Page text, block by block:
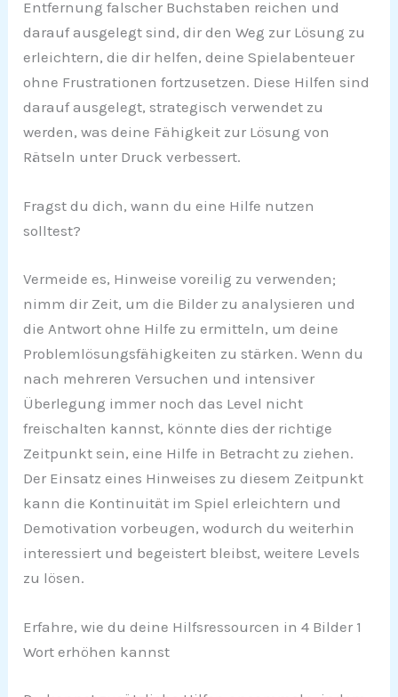
Entfernung falscher Buchstaben reichen und
darauf ausgelegt sind, dir den Weg zur Lösung zu
erleichtern, die dir helfen, deine Spielabenteuer
ohne Frustrationen fortzusetzen. Diese Hilfen sind
darauf ausgelegt, strategisch verwendet zu
werden, was deine Fähigkeit zur Lösung von
Rätseln unter Druck verbessert.
Fragst du dich, wann du eine Hilfe nutzen
solltest?
Vermeide es, Hinweise voreilig zu verwenden;
nimm dir Zeit, um die Bilder zu analysieren und
die Antwort ohne Hilfe zu ermitteln, um deine
Problemlösungsfähigkeiten zu stärken. Wenn du
nach mehreren Versuchen und intensiver
Überlegung immer noch das Level nicht
freischalten kannst, könnte dies der richtige
Zeitpunkt sein, eine Hilfe in Betracht zu ziehen.
Der Einsatz eines Hinweises zu diesem Zeitpunkt
kann die Kontinuität im Spiel erleichtern und
Demotivation vorbeugen, wodurch du weiterhin
interessiert und begeistert bleibst, weitere Levels
zu lösen.
Erfahre, wie du deine Hilfsressourcen in 4 Bilder 1
Wort erhöhen kannst